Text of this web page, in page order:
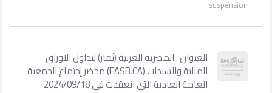
suspension
العنوان : المصرية العربية (ثمار) لتداول الاوراق
المالية والسندات (EASB.CA) محضر إجتماع الجمعية
العامة العادية التى انعقدت فى 2024/09/18